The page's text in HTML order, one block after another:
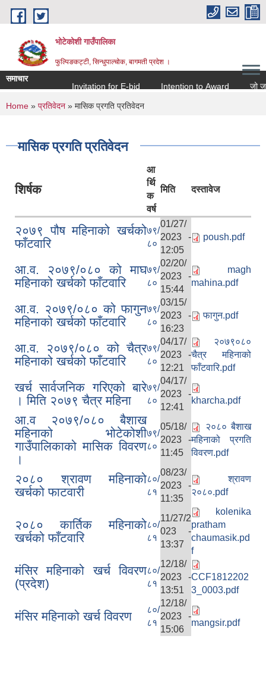
Skip to main content
भोटेकोशी गाउँपालिका
फुल्पिङकट्टी, सिन्धुपाल्चोक, बागमती प्रदेश ।
समाचार
Invitation for E-bid
Intention to Award जो जस
You are here
Home » प्रतिवेदन » मासिक प्रगति प्रतिवेदन
मासिक प्रगति प्रतिवेदन
शिर्षक
आ
र्थि
क
वर्ष
मिति दस्तावेज
२०७९ पौष महिनाको खर्चको
फाँटवारि
७९/
८०
01/27/
2023 -
12:05
poush.pdf
आ.व. २०७९/०८० को माघ
महिनाको खर्चको फाँटवारि
७९/
८०
02/20/
2023 -
15:44
magh
mahina.pdf
आ.व. २०७९/०८० को फागुन
महिनाको खर्चको फाँटवारि
७९/
८०
03/15/
2023 -
16:23
फागुन.pdf
आ.व. २०७९/०८० को चैत्र
महिनाको खर्चको फाँटवारि
७९/
८०
04/17/
2023 -
12:21
२०७९०८०
चैत्र महिनाको
फाँटवारि.pdf
खर्च सार्वजनिक गरिएको बारे
। मिति २०७९ चैत्र महिना
७९/
८०
04/17/
2023 -
12:41
kharcha.pdf
आ.व २०७९/०८० बैशाख
महिनाको भोटेकोशी
गाउँपालिकाको मासिक विवरण
।
७९/
८०
05/18/
2023 -
11:45
२०८० बैशाख
महिनाको प्रगति
विवरण.pdf
२०८० श्रावण महिनाको
खर्चको फाटवारी
८०/
८१
08/23/
2023 -
11:35
श्रावण
२०८०.pdf
२०८० कार्तिक महिनाको
खर्चको फाँटवारि
८०/
८१
11/27/2
023 -
13:37
kolenika
pratham
chaumasik.pd
f
मंसिर महिनाको खर्च विवरण
(प्रदेश)
८०/
८१
12/18/
2023 -
13:51
CCF1812202
3_0003.pdf
मंसिर महिनाको खर्च विवरण
८०/
८१
12/18/
2023 -
15:06
mangsir.pdf